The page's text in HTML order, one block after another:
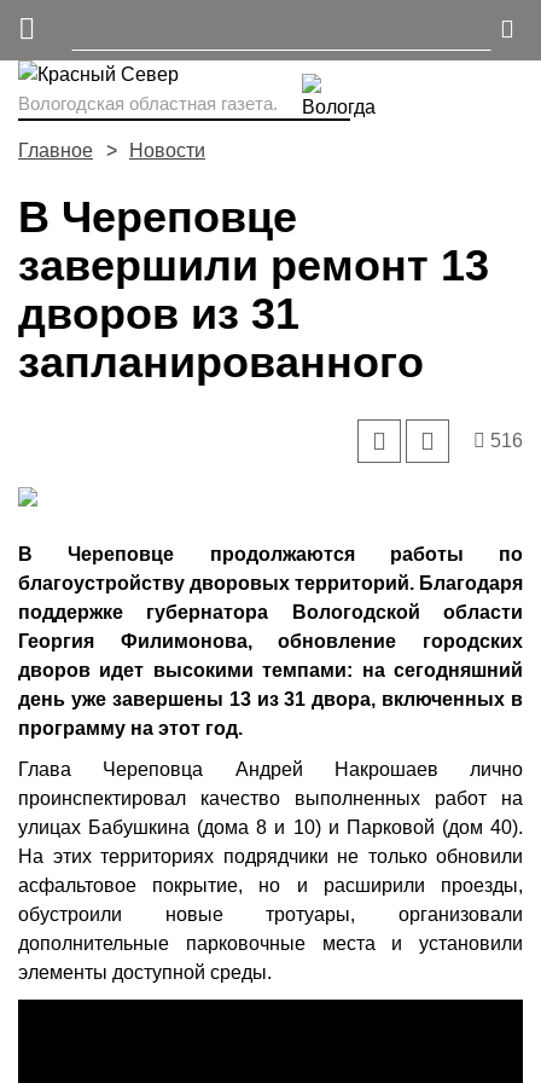
Вологодская областная газета.
Главное Новости
В Череповце
завершили ремонт 13
дворов из 31
запланированного
516
В Череповце продолжаются работы по
благоустройству дворовых территорий. Благодаря
поддержке губернатора Вологодской области
Георгия Филимонова, обновление городских
дворов идет высокими темпами: на сегодняшний
день уже завершены 13 из 31 двора, включенных в
программу на этот год.
Глава Череповца Андрей Накрошаев лично
проинспектировал качество выполненных работ на
улицах Бабушкина (дома 8 и 10) и Парковой (дом 40).
На этих территориях подрядчики не только обновили
асфальтовое покрытие, но и расширили проезды,
обустроили новые тротуары, организовали
дополнительные парковочные места и установили
элементы доступной среды.